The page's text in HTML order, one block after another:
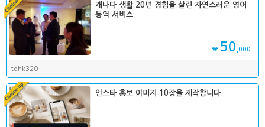
캐나다 생활 20년 경험을 살린 자연스러운 영어
통역 서비스
₩ 50 ,000
tdhk320
인스타 홍보 이미지 10장을 제작합니다